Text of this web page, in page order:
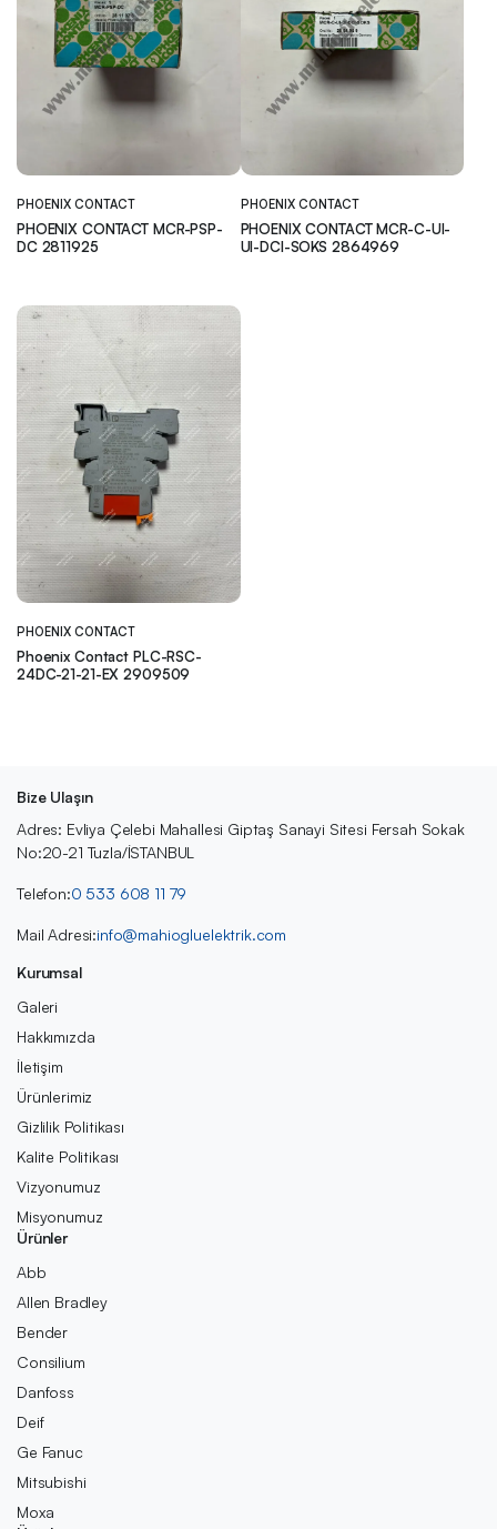
PHOENIX CONTACT
PHOENIX CONTACT MCR-PSP-
DC 2811925
PHOENIX CONTACT
PHOENIX CONTACT MCR-C-UI-
UI-DCI-SOKS 2864969
PHOENIX CONTACT
Phoenix Contact PLC-RSC-
24DC-21-21-EX 2909509
Bize Ulaşın
Adres: Evliya Çelebi Mahallesi Giptaş Sanayi Sitesi Fersah Sokak
No:20-21 Tuzla/İSTANBUL
Telefon:0 533 608 11 79
Mail Adresi:info@mahiogluelektrik.com
Kurumsal
Galeri
Hakkımızda
İletişim
Ürünlerimiz
Gizlilik Politikası
Kalite Politikası
Vizyonumuz
Misyonumuz
Ürünler
Abb
Allen Bradley
Bender
Consilium
Danfoss
Deif
Ge Fanuc
Mitsubishi
Moxa